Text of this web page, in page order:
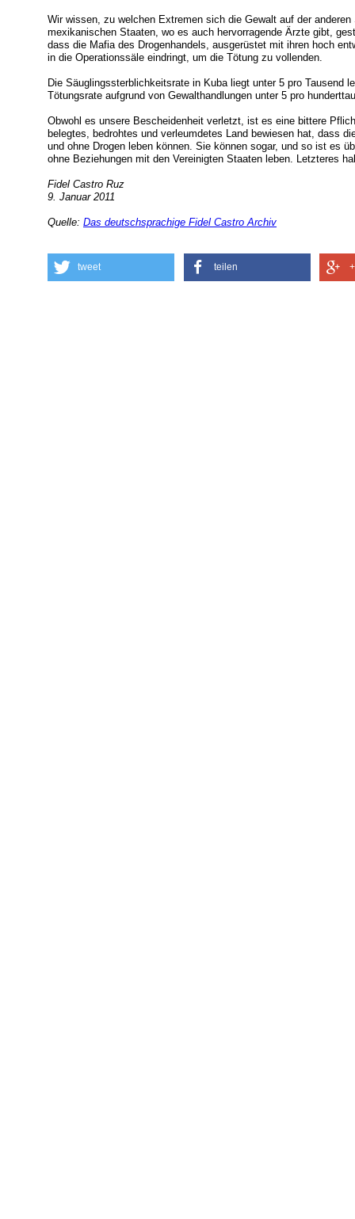
Wir wissen, zu welchen Extremen sich die Gewalt auf der
mexikanischen Staaten, wo es auch hervorragende Ärzte gibt,
dass die Mafia des Drogenhandels, ausgerüstet mit ihren hoch
in die Operationssäle eindringt, um die Tötung zu vollenden.
Die Säuglingssterblichkeitsrate in Kuba liegt unter 5 pro Tausend
Tötungsrate aufgrund von Gewalthandlungen unter 5 pro
Obwohl es unsere Bescheidenheit verletzt, ist es eine bittere
belegtes, bedrohtes und verleumdetes Land bewiesen hat, dass
und ohne Drogen leben können. Sie können sogar, und so ist es
ohne Beziehungen mit den Vereinigten Staaten leben. Letzteres
Fidel Castro Ruz
9. Januar 2011
Quelle: Das deutschsprachige Fidel Castro Archiv
tweet teilen